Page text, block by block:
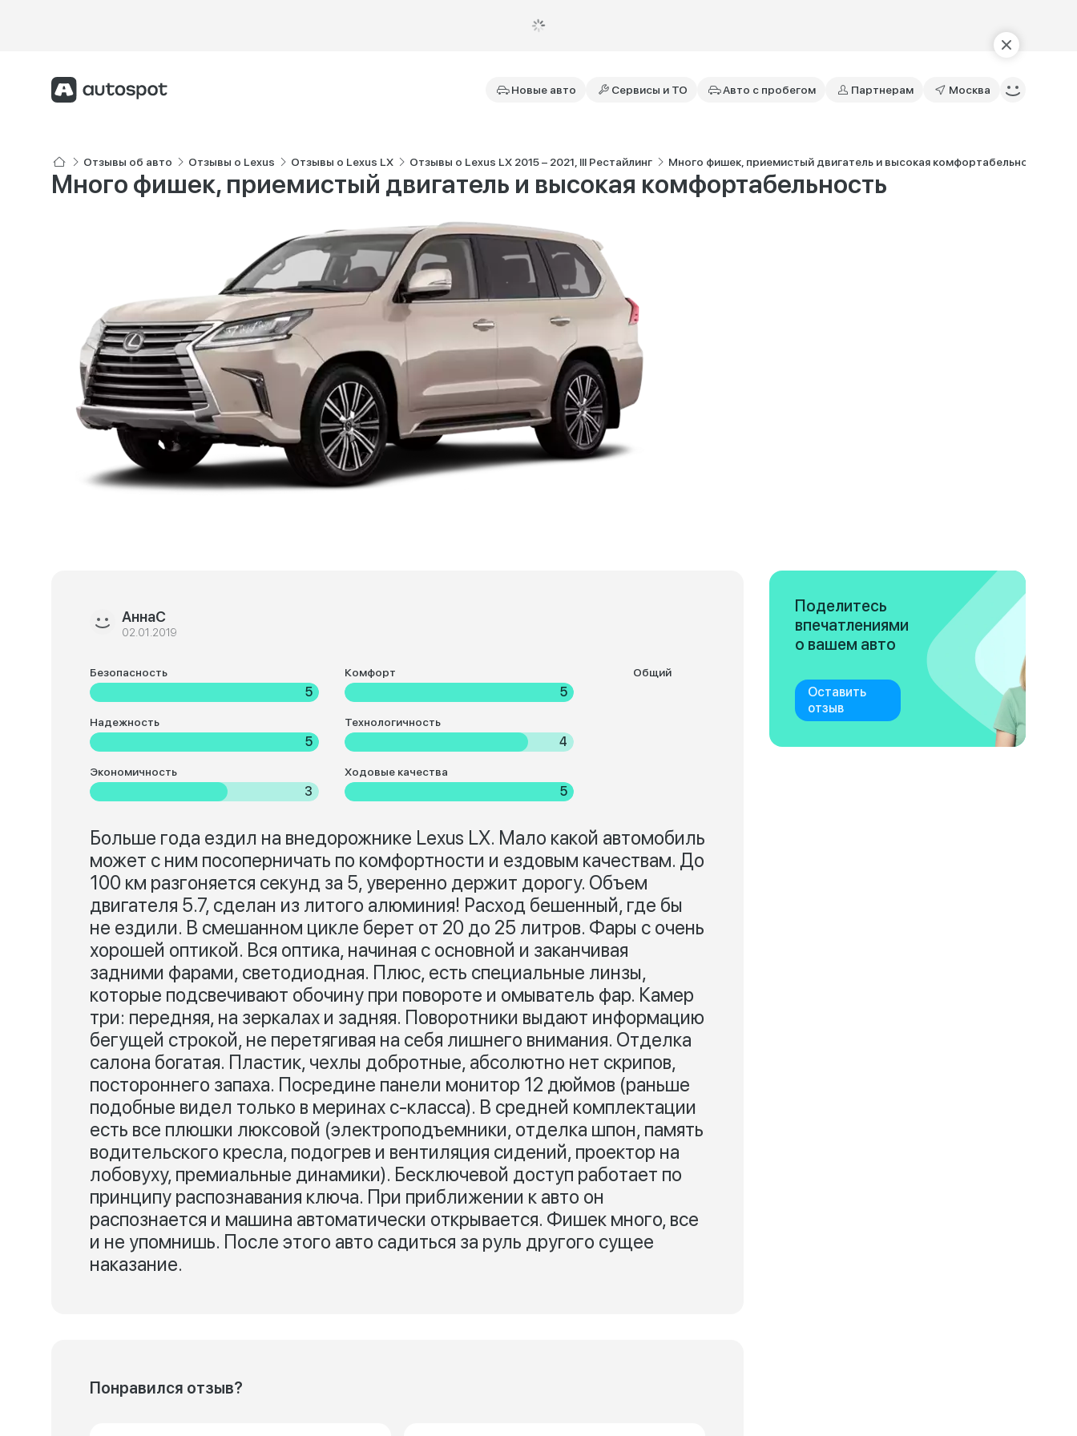
Новые авто Сервисы и ТО Авто с пробегом Партнерам Москва
Отзывы об авто Отзывы о Lexus Отзывы о Lexus LX Отзывы о Lexus LX 2015 – 2021, III Рестайлинг Много фишек, приемистый двигатель и высокая комфортабельность
Много фишек, приемистый двигатель и высокая комфортабельность
АннаС
02.01.2019
Безопасность
5
Комфорт
5
Надежность
5
Технологичность
4
Экономичность
3
Ходовые качества
5
Общий
Больше года ездил на внедорожнике Lexus LX. Мало какой автомобиль
может с ним посоперничать по комфортности и ездовым качествам. До
100 км разгоняется секунд за 5, уверенно держит дорогу. Объем
двигателя 5.7, сделан из литого алюминия! Расход бешенный, где бы
не ездили. В смешанном цикле берет от 20 до 25 литров. Фары с очень
хорошей оптикой. Вся оптика, начиная с основной и заканчивая
задними фарами, светодиодная. Плюс, есть специальные линзы,
которые подсвечивают обочину при повороте и омыватель фар. Камер
три: передняя, на зеркалах и задняя. Поворотники выдают информацию
бегущей строкой, не перетягивая на себя лишнего внимания. Отделка
салона богатая. Пластик, чехлы добротные, абсолютно нет скрипов,
постороннего запаха. Посредине панели монитор 12 дюймов (раньше
подобные видел только в меринах с-класса). В средней комплектации
есть все плюшки люксовой (электроподъемники, отделка шпон, память
водительского кресла, подогрев и вентиляция сидений, проектор на
лобовуху, премиальные динамики). Бесключевой доступ работает по
принципу распознавания ключа. При приближении к авто он
распознается и машина автоматически открывается. Фишек много, все
и не упомнишь. После этого авто садиться за руль другого сущее
наказание.
Понравился отзыв?
Поделитесь
впечатлениями
о вашем авто
Оставить
отзыв